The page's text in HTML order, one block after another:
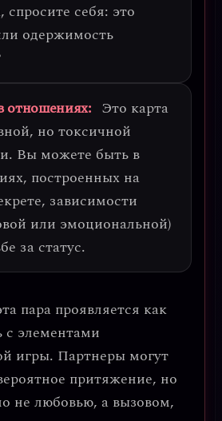
спросите себя: это
одержимость
отношениях: Это карта
но токсичной
. Вы можете быть в
построенных на
зависимости
или эмоциональной)
за статус.
пара проявляется как
с элементами
игры. Партнеры могут
притяжение, но
не любовью, а вызовом,